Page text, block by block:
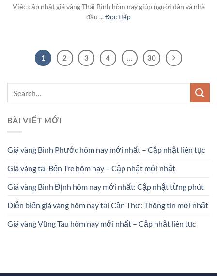
Việc cập nhật giá vàng Thái Bình hôm nay giúp người dân và nhà
đầu ...Đọc tiếp
1 2 3 4 30
BÀI VIẾT MỚI
Giá vàng Bình Phước hôm nay mới nhất – Cập nhật liên tục
Giá vàng tại Bến Tre hôm nay – Cập nhật mới nhất
Giá vàng Bình Định hôm nay mới nhất: Cập nhật từng phút
Diễn biến giá vàng hôm nay tại Cần Thơ: Thông tin mới nhất
Giá vàng Vũng Tàu hôm nay mới nhất – Cập nhật liên tục